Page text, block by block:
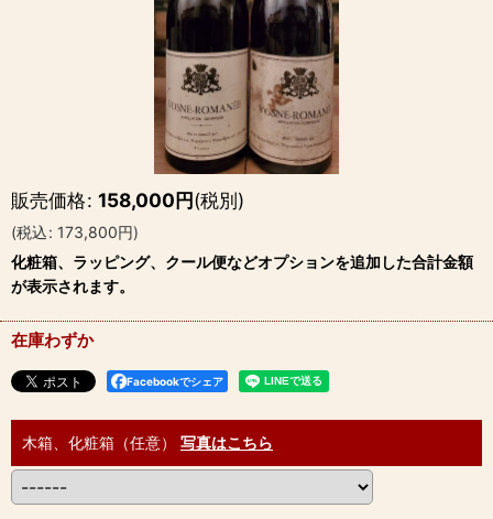
販売価格: 158,000円(税別)
(税込: 173,800円)
化粧箱、ラッピング、クール便などオプションを追加した合計金額
が表示されます。
在庫わずか
Facebookでシェア
木箱、化粧箱（任意） 写真はこちら